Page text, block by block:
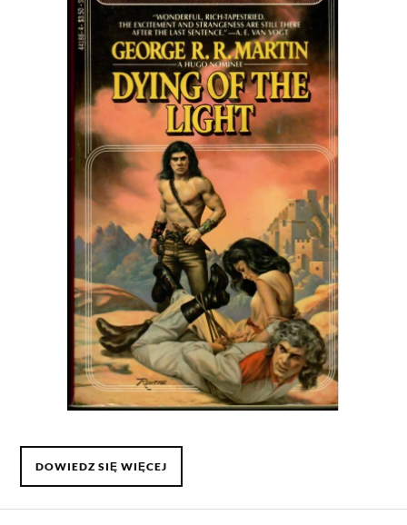
DOWIEDZ SIĘ WIĘCEJ